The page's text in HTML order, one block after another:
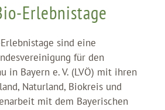
Erlebnistage
sind eine
für den
in Bayern e. V. (LVÖ) mit ihren
Naturland, Biokreis und
mit dem Bayerischen